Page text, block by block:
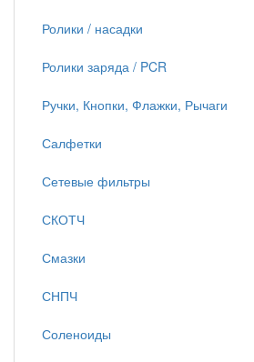
Ролики / насадки
Ролики заряда / PCR
Ручки, Кнопки, Флажки, Рычаги
Салфетки
Сетевые фильтры
СКОТЧ
Смазки
СНПЧ
Соленоиды